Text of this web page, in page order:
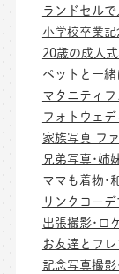
ランドセル
小学校卒業
20歳の成人
ペットと一
マタニティフ
フォトウェ
家族写真 フ
兄弟写真･姉
ママも着物･
リンクコー
出張撮影･ロ
お友達とフ
記念写真撮